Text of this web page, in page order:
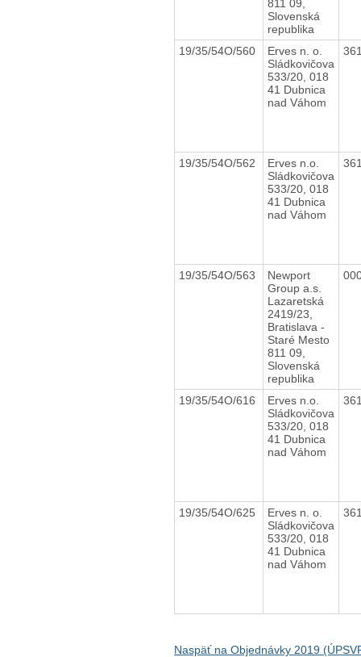
811 09,
Slovenská
republika
19/35/54O/560
Erves n. o.
Sládkovičova
533/20, 018
41 Dubnica
nad Váhom
19/35/54O/562
Erves n.o.
Sládkovičova
533/20, 018
41 Dubnica
nad Váhom
19/35/54O/563
Newport
Group a.s.
Lazaretská
2419/23,
Bratislava -
Staré Mesto
811 09,
Slovenská
republika
19/35/54O/616
Erves n.o.
Sládkovičova
533/20, 018
41 Dubnica
nad Váhom
19/35/54O/625
Erves n. o.
Sládkovičova
533/20, 018
41 Dubnica
nad Váhom
Naspäť na Objednávky 2019